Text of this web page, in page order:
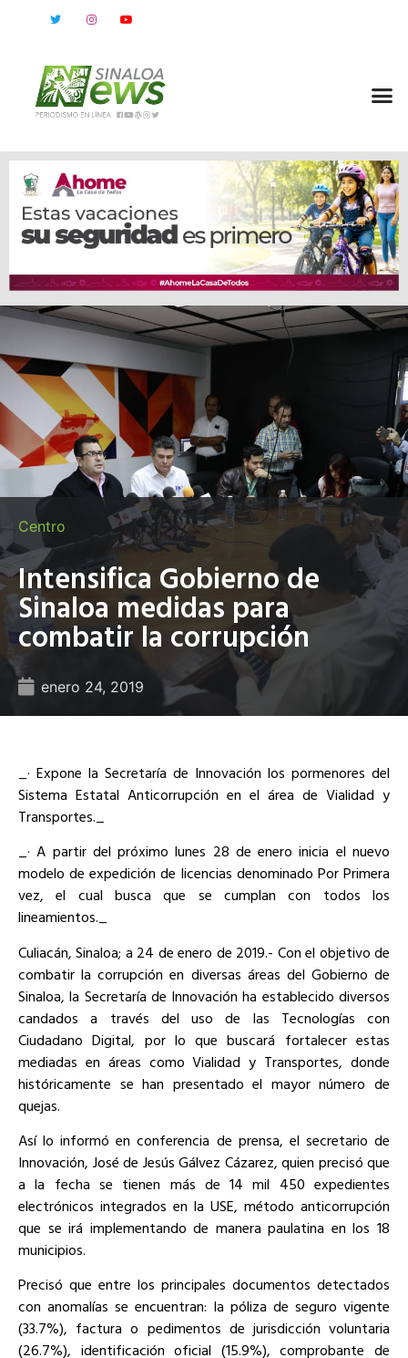
Centro
Intensifica Gobierno de
Sinaloa medidas para
combatir la corrupción
enero 24, 2019
_· Expone la Secretaría de Innovación los pormenores del
Sistema Estatal Anticorrupción en el área de Vialidad y
Transportes._
_· A partir del próximo lunes 28 de enero inicia el nuevo
modelo de expedición de licencias denominado Por Primera
vez, el cual busca que se cumplan con todos los
lineamientos._
Culiacán, Sinaloa; a 24 de enero de 2019.- Con el objetivo de
combatir la corrupción en diversas áreas del Gobierno de
Sinaloa, la Secretaría de Innovación ha establecido diversos
candados a través del uso de las Tecnologías con
Ciudadano Digital, por lo que buscará fortalecer estas
mediadas en áreas como Vialidad y Transportes, donde
históricamente se han presentado el mayor número de
quejas.
Así lo informó en conferencia de prensa, el secretario de
Innovación, José de Jesús Gálvez Cázarez, quien precisó que
a la fecha se tienen más de 14 mil 450 expedientes
electrónicos integrados en la USE, método anticorrupción
que se irá implementando de manera paulatina en los 18
municipios.
Precisó que entre los principales documentos detectados
con anomalías se encuentran: la póliza de seguro vigente
(33.7%), factura o pedimentos de jurisdicción voluntaria
(26.7%), identificación oficial (15.9%), comprobante de